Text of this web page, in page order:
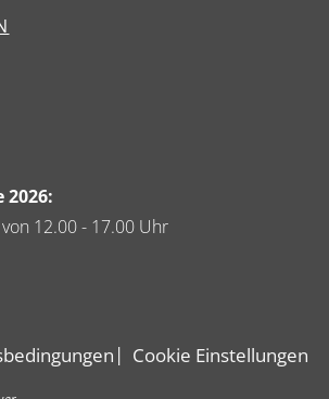
12.00 - 17.00 Uhr
Cookie Einstellungen